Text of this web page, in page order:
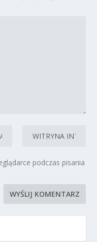
podczas pisania